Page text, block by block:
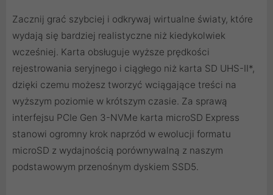
Zacznij grać szybciej i odkrywaj wirtualne światy, które
wydają się bardziej realistyczne niż kiedykolwiek
wcześniej. Karta obsługuje wyższe prędkości
rejestrowania seryjnego i ciągłego niż karta SD UHS-II*,
dzięki czemu możesz tworzyć wciągające treści na
wyższym poziomie w krótszym czasie. Za sprawą
interfejsu PCIe Gen 3-NVMe karta microSD Express
stanowi ogromny krok naprzód w ewolucji formatu
microSD z wydajnością porównywalną z naszym
podstawowym przenośnym dyskiem SSD5.